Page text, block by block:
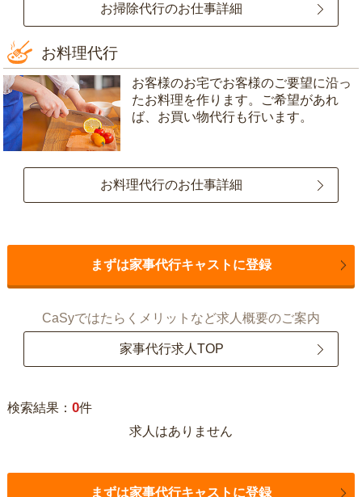
お掃除代行のお仕事詳細
お料理代行
お客様のお宅でお客様のご要望に沿っ
たお料理を作ります。ご希望があれ
ば、お買い物代行も行います。
お料理代行のお仕事詳細
まずは家事代行キャストに登録
CaSyではたらくメリットなど求人概要のご案内
家事代行求人TOP
検索結果： 0件
求人はありません
まずは家事代行キャストに登録